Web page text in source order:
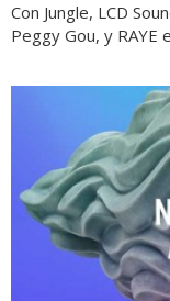
Con Jungle, LCD
Peggy Gou, y RAYE